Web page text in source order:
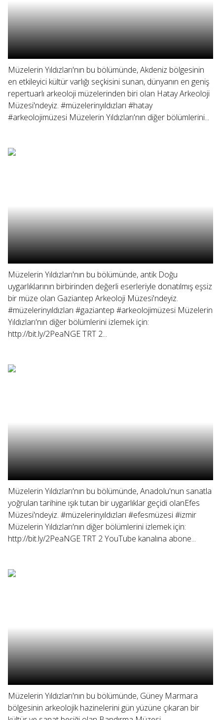
Müzelerin Yıldızları'nın bu bölümünde, Akdeniz bölgesinin
en etkileyici kültür varlığı seçkisini sunan, dünyanın en geniş
repertuarlı arkeoloji müzelerinden biri olan Hatay Arkeoloji
Müzesi'ndeyiz. #müzelerinyıldızları #hatay
#arkeolojimüzesi Müzelerin Yıldızları'nın diğer bölümlerini...
Müzelerin Yıldızları'nın bu bölümünde, antik Doğu
uygarlıklarının birbirinden değerli eserleriyle donatılmış eşsiz
bir müze olan Gaziantep Arkeoloji Müzesi'ndeyiz.
#müzelerinyıldızları #gaziantep #arkeolojimüzesi Müzelerin
Yıldızları'nın diğer bölümlerini izlemek için:
http://bit.ly/2PeaNGE TRT 2...
Müzelerin Yıldızları'nın bu bölümünde, Anadolu'nun sanatla
yoğrulan tarihine ışık tutan bir uygarlıklar geçidi olanEfes
Müzesi'ndeyiz. #müzelerinyıldızları #efesmüzesi #izmir
Müzelerin Yıldızları'nın diğer bölümlerini izlemek için:
http://bit.ly/2PeaNGE TRT 2 YouTube kanalına abone...
Müzelerin Yıldızları'nın bu bölümünde, Güney Marmara
bölgesinin arkeolojik hazinelerini gün yüzüne çıkaran bir